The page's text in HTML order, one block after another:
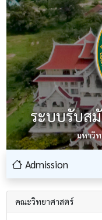
ระบบรับส
มหาวิ
Admission
คณะวิทยาศาสตร์